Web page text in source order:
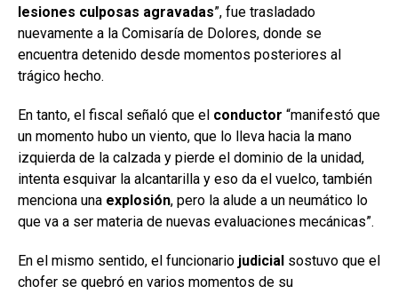
lesiones culposas agravadas”, fue trasladado
nuevamente a la Comisaría de Dolores, donde se
encuentra detenido desde momentos posteriores al
trágico hecho.
En tanto, el fiscal señaló que el conductor “manifestó que
un momento hubo un viento, que lo lleva hacia la mano
izquierda de la calzada y pierde el dominio de la unidad,
intenta esquivar la alcantarilla y eso da el vuelco, también
menciona una explosión, pero la alude a un neumático lo
que va a ser materia de nuevas evaluaciones mecánicas”.
En el mismo sentido, el funcionario judicial sostuvo que el
chofer se quebró en varios momentos de su